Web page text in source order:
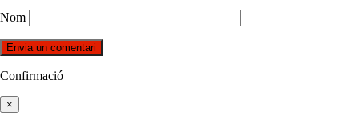
Nom
Confirmació
×